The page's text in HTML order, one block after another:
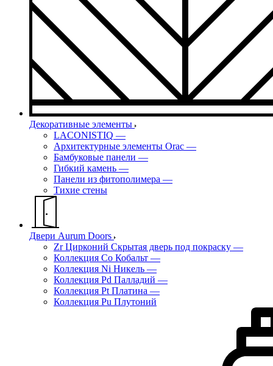
Декоративные элементы
LACONISTIQ —
Архитектурные элементы Orac —
Бамбуковые панели —
Гибкий камень —
Панели из фитополимера —
Тихие стены
Двери Aurum Doors
Zr Цирконий Скрытая дверь под покраску —
Коллекция Co Кобальт —
Коллекция Ni Никель —
Коллекция Pd Палладий —
Коллекция Pt Платина —
Коллекция Pu Плутоний